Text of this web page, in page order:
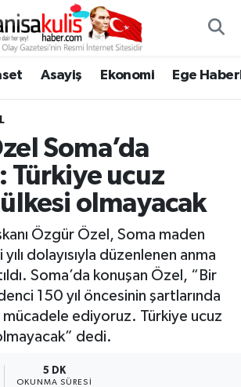
Asayiş Ekonomi Ege
Soma’da
Türkiye ucuz
olmayacak
Özgür Özel, Soma maden
yılı dolayısıyla düzenlenen anma
Soma’da konuşan Özel, “Bir
150 yıl öncesinin şartlarında
mücadele ediyoruz. Türkiye ucuz
dedi.
5 DK
OKUNMA SÜRESI
Hava Durumu
Trafik Yoğunluk Haritası
Durumu ve Fikstür
Haberleri